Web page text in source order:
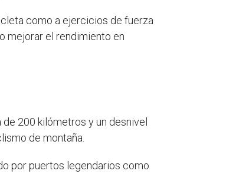
como a ejercicios de fuerza
mejorar el rendimiento en
200 kilómetros y un desnivel
de montaña.
por puertos legendarios como